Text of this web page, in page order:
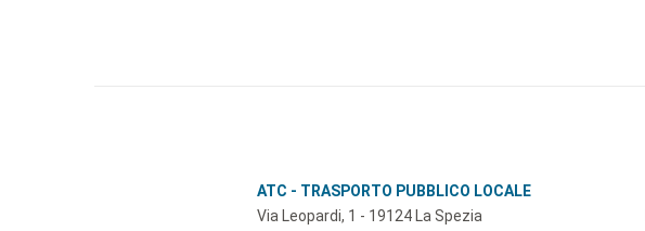
ATC - TRASPORTO PUBBLICO LOCALE
Via Leopardi, 1 - 19124 La Spezia